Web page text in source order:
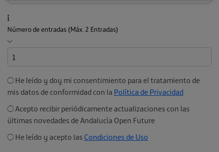
Número de entradas (Máx. 2 Entradas)
He leído y doy mi consentimiento para el tratamiento de
mis datos de conformidad con la Política de Privacidad
Acepto recibir periódicamente actualizaciones con las
últimas novedades de Andalucía Open Future
He leído y acepto las Condiciones de Uso